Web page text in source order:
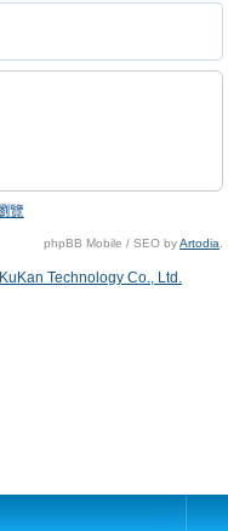
覽
phpBB Mobile / SEO byArtodia
Technology Co., Ltd.